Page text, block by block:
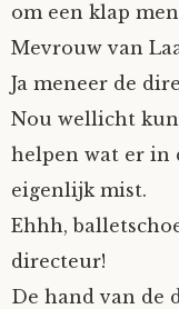
om een klap
Mevrouw van
Ja meneer de
Nou wellicht
helpen wat er in
eigenlijk mist.
Ehhh,
directeur!
De hand van de